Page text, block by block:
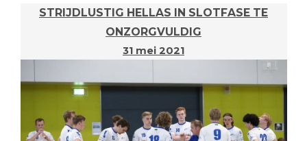
STRIJDLUSTIG HELLAS IN SLOTFASE TE
ONZORGVULDIG
31 mei 2021